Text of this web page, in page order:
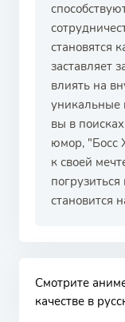
становятся
заставляет
влиять на
уникальные
вы в
юмор, "Босс
к своей
становится
Смотрите
качестве в